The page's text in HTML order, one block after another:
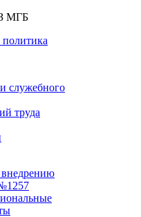
МГБ
политика
служебного
труда